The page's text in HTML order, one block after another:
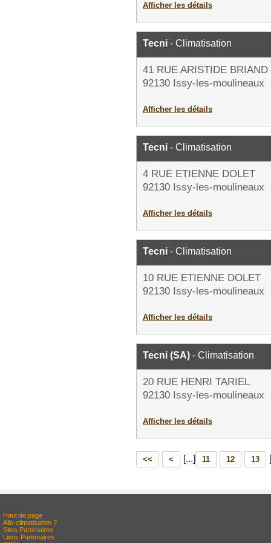
Afficher les détails
Tecni - Climatisation
41 RUE ARISTIDE BRIAND
92130 Issy-les-moulineaux
Afficher les détails
Tecni - Climatisation
4 RUE ETIENNE DOLET
92130 Issy-les-moulineaux
Afficher les détails
Tecni - Climatisation
10 RUE ETIENNE DOLET
92130 Issy-les-moulineaux
Afficher les détails
Tecni (SA) - Climatisation
20 RUE HENRI TARIEL
92130 Issy-les-moulineaux
Afficher les détails
<< < [...] 11 12 13
Haut de page
Allo-climatisation ?
Sites Partenaires
Liens Partenaires